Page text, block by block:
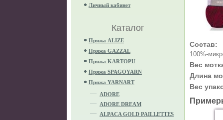
Личный кабинет
Каталог
Пряжа ALIZE
Пряжа GAZZAL
Пряжа KARTOPU
Пряжа SPAGOYARN
Пряжа YARNART
ADORE
ADORE DREAM
ALPACA GOLD PAILLETTES
Состав:
100%-
Вес
Длина
Вес